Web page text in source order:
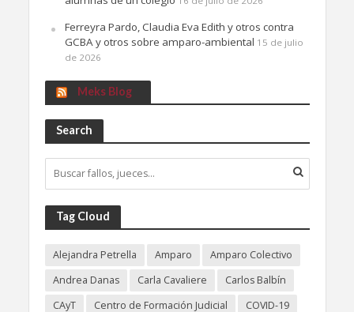
Ferreyra Pardo, Claudia Eva Edith y otros contra
GCBA y otros sobre amparo-ambiental 15 de julio
de 2026
Meks Blog
Search
Tag Cloud
Alejandra Petrella Amparo
Amparo Colectivo
Andrea Danas
Carla Cavaliere
Carlos Balbín
CAyT
Centro de Formación Judicial
COVID-19